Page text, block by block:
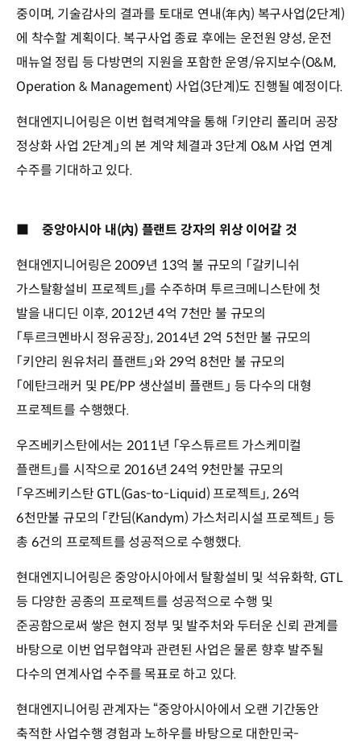
중이며, 기술감사의 결과를 토대로 연내(年內) 복구사업(2단계)
에 착수할 계획이다. 복구사업 종료 후에는 운전원 양성, 운전
매뉴얼 정립 등 다방면의 지원을 포함한 운영/유지보수(O&M,
Operation & Management) 사업(3단계)도 진행될 예정이다.
현대엔지니어링은 이번 협력계약을 통해 「키얀리 폴리머 공장
정상화 사업 2단계」의 본 계약 체결과 3단계 O&M 사업 연계
수주를 기대하고 있다.
■ 중앙아시아 내(內) 플랜트 강자의 위상 이어갈 것
현대엔지니어링은 2009년 13억 불 규모의 「갈키니쉬
가스탈황설비 프로젝트」를 수주하며 투르크메니스탄에 첫
발을 내디딘 이후, 2012년 4억 7천만 불 규모의
「투르크멘바시 정유공장」, 2014년 2억 5천만 불 규모의
「키얀리 원유처리 플랜트」와 29억 8천만 불 규모의
「에탄크래커 및 PE/PP 생산설비 플랜트」 등 다수의 대형
프로젝트를 수행했다.
우즈베키스탄에서는 2011년 「우스튜르트 가스케미컬
플랜트」를 시작으로 2016년 24억 9천만불 규모의
「우즈베키스탄 GTL(Gas-to-Liquid) 프로젝트」, 26억
6천만불 규모의 「칸딤(Kandym) 가스처리시설 프로젝트」 등
총 6건의 프로젝트를 성공적으로 수행했다.
현대엔지니어링은 중앙아시아에서 탈황설비 및 석유화학, GTL
등 다양한 공종의 프로젝트를 성공적으로 수행 및
준공함으로써 쌓은 현지 정부 및 발주처와 두터운 신뢰 관계를
바탕으로 이번 업무협약과 관련된 사업은 물론 향후 발주될
다수의 연계사업 수주를 목표로 하고 있다.
현대엔지니어링 관계자는 “중앙아시아에서 오랜 기간동안
축적한 사업수행 경험과 노하우를 바탕으로 대한민국-